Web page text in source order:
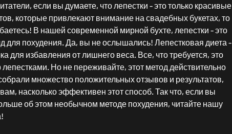
если вы думаете, что лепестки - это только красивые
которые привлекают внимание на свадебных букетах, то
В нашей современной мирной бухте, лепестки - это
для похудения. Да, вы не ослышались! Лепестковая диета -
для избавления от лишнего веса. Все, что требуется, это
лепестками. Но не переживайте, этот метод действительно
множество положительных отзывов и результатов,
насколько эффективен этот способ. Так что, если вы
об этом необычном методе похудения, читайте нашу